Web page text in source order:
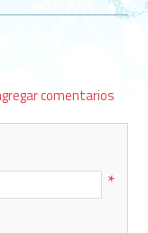
comentarios
*